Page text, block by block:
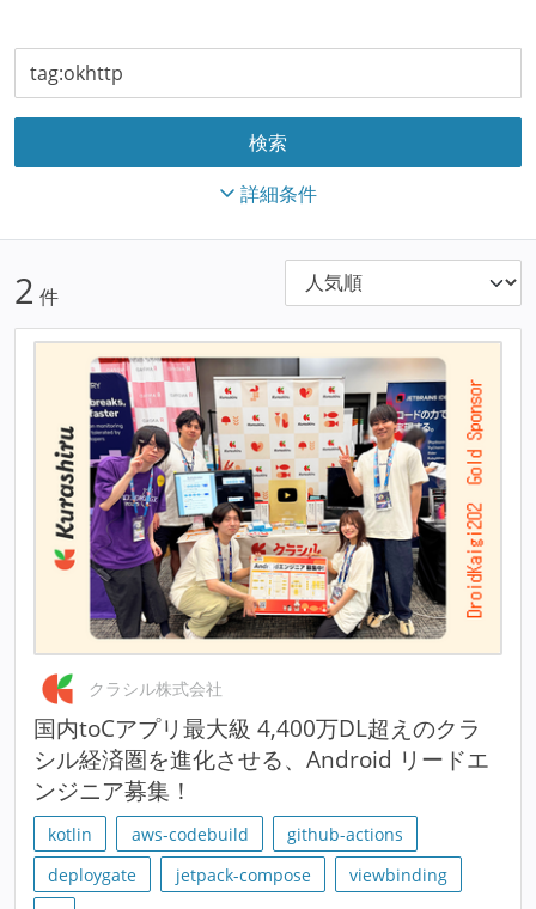
詳細条件
2 件
クラシル株式会社
国内toCアプリ最大級 4,400万DL超えのクラ
シル経済圏を進化させる、Android リードエ
ンジニア募集！
kotlin aws-codebuild
github-actions
deploygate
jetpack-compose
viewbinding